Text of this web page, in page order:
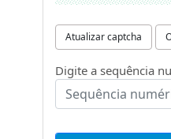
Atualizar captcha
Digite a sequência